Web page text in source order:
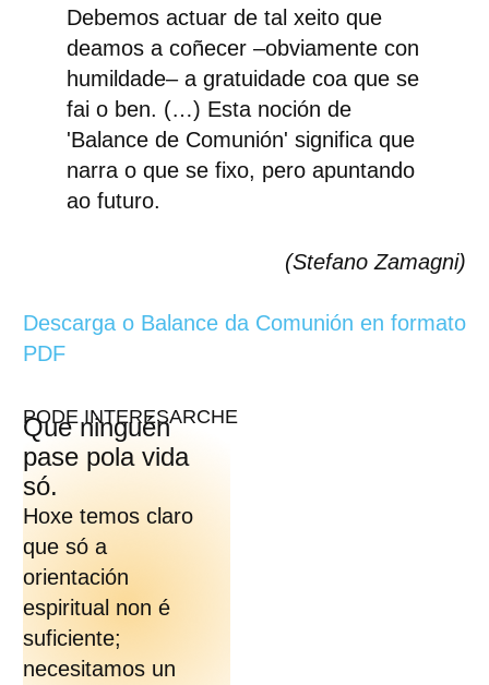
Debemos actuar de tal xeito que
deamos a coñecer –obviamente con
humildade– a gratuidade coa que se
fai o ben. (…) Esta noción de
'Balance de Comunión' significa que
narra o que se fixo, pero apuntando
ao futuro.
(Stefano Zamagni)
Descarga o Balance da Comunión en formato
PDF
PODE INTERESARCHE
Que ninguén
pase pola vida
só.
Hoxe temos claro
que só a
orientación
espiritual non é
suficiente;
necesitamos un